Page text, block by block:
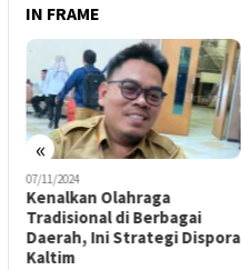
IN FRAME
«
07/11/2024
Kenalkan Olahraga
Tradisional di Berbagai
Daerah, Ini Strategi Dispora
Kaltim